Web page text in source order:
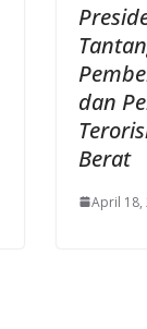
dan
Berat
April 18,